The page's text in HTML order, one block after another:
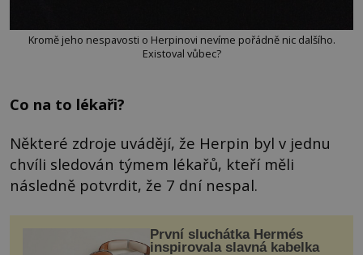
Kromě jeho nespavosti o Herpinovi nevíme pořádně nic dalšího.
Existoval vůbec?
Co na to lékaři?
Některé zdroje uvádějí, že Herpin byl v jednu
chvíli sledován týmem lékařů, kteří měli
následně potvrdit, že 7 dní nespal.
První sluchátka Hermés
inspirovala slavná kabelka